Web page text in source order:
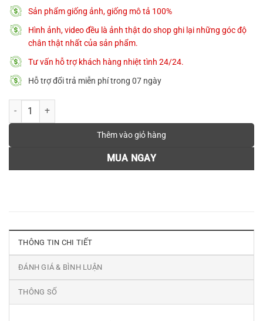
Sản phẩm giống ảnh, giống mô tả 100%
Hình ảnh, video đều là ảnh thật do shop ghi lại những góc độ
chân thật nhất của sản phẩm.
Tư vấn hỗ trợ khách hàng nhiệt tình 24/24.
Hỗ trợ đổi trả miễn phí trong 07 ngày
[New Arrivals] Bông tai bạc 𝐋𝐮𝐜𝐲 𝐓𝐰𝐢𝐬𝐭 MATERA S925 khuyên bạc
Thêm vào giỏ hàng
MUA NGAY
THÔNG TIN CHI TIẾT
ĐÁNH GIÁ & BÌNH LUẬN
THÔNG SỐ